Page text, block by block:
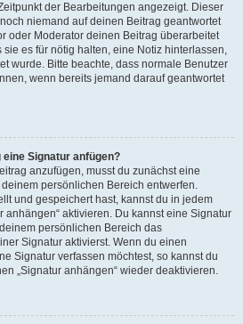
der Bearbeitungen angezeigt. Dieser
niemand auf deinen Beitrag geantwortet
oder Moderator deinen Beitrag überarbeitet
sie es für nötig halten, eine Notiz hinterlassen,
wurde. Bitte beachte, dass normale Benutzer
wenn bereits jemand darauf geantwortet
Signatur anfügen?
anzufügen, musst du zunächst eine
persönlichen Bereich entwerfen.
und gespeichert hast, kannst du in jedem
anhängen“ aktivieren. Du kannst eine Signatur
persönlichen Bereich das
Signatur aktivierst. Wenn du einen
Signatur verfassen möchtest, so kannst du
„Signatur anhängen“ wieder deaktivieren.